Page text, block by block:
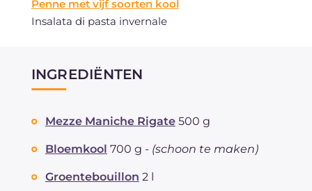
Penne met vijf soorten kool
Insalata di pasta invernale
INGREDIËNTEN
Mezze Maniche Rigate 500 g
Bloemkool 700 g - (schoon te maken)
Groentebouillon 2 l